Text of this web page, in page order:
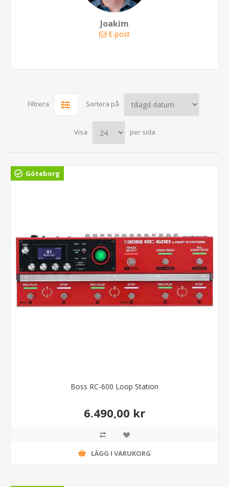
Joakim
E-post
Filtrera Sortera på
Visa per sida
Göteborg
Boss RC-600 Loop Station
6.490,00 kr
LÄGG I VARUKORG